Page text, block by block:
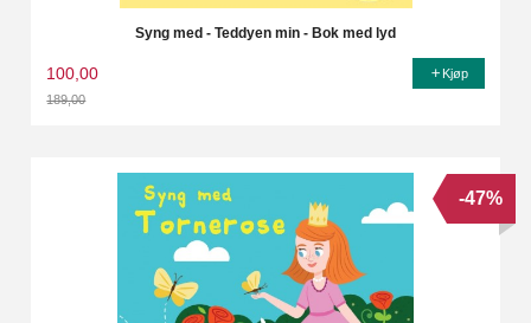
Syng med - Teddyen min - Bok med lyd
100,00
189,00
Kjøp
-47%